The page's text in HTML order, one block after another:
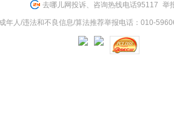
去哪儿网投诉、咨询热线电话95117 举
年人/违法和不良信息/算法推荐举报电话：010-